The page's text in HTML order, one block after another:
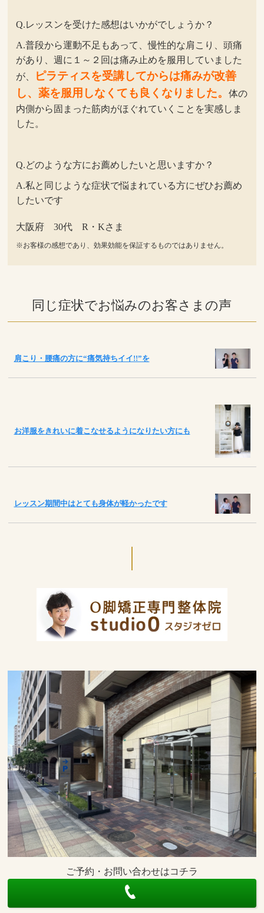
Q.レッスンを受けた感想はいかがでしょうか？
A.普段から運動不足もあって、慢性的な肩こり、頭痛
があり、週に１～２回は痛み止めを服用していました
が、
ピラティスを受講してからは痛みが改善
し、薬を服用しなくても良くなりました。体の
内側から固まった筋肉がほぐれていくことを実感しま
した。
Q.どのような方にお薦めしたいと思いますか？
A.私と同じような症状で悩まれている方にぜひお薦め
したいです
大阪府 30代 R・Kさま
※お客様の感想であり、効果効能を保証するものではありません。
同じ症状でお悩みのお客さまの声
肩こり・腰痛の方に“痛気持ちイイ!!”を
お洋服をきれいに着こなせるようになりたい方にも
レッスン期間中はとても身体が軽かったです
ご予約・お問い合わせはコチラ